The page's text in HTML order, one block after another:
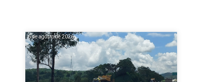
6 de agosto de 2026